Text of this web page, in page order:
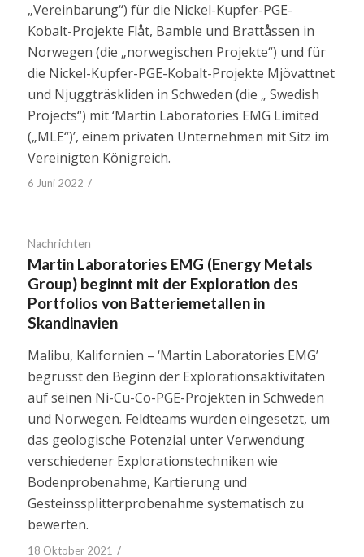
„Vereinbarung“) für die Nickel-Kupfer-PGE-
Kobalt-Projekte Flåt, Bamble und Brattåssen in
Norwegen (die „norwegischen Projekte“) und für
die Nickel-Kupfer-PGE-Kobalt-Projekte Mjövattnet
und Njuggträskliden in Schweden (die „ Swedish
Projects“) mit ‘Martin Laboratories EMG Limited
(„MLE“)’, einem privaten Unternehmen mit Sitz im
Vereinigten Königreich.
6 Juni 2022 /
Nachrichten
Martin Laboratories EMG (Energy Metals
Group) beginnt mit der Exploration des
Portfolios von Batteriemetallen in
Skandinavien
Malibu, Kalifornien – ‘Martin Laboratories EMG’
begrüsst den Beginn der Explorationsaktivitäten
auf seinen Ni-Cu-Co-PGE-Projekten in Schweden
und Norwegen. Feldteams wurden eingesetzt, um
das geologische Potenzial unter Verwendung
verschiedener Explorationstechniken wie
Bodenprobenahme, Kartierung und
Gesteinssplitterprobenahme systematisch zu
bewerten.
18 Oktober 2021 /